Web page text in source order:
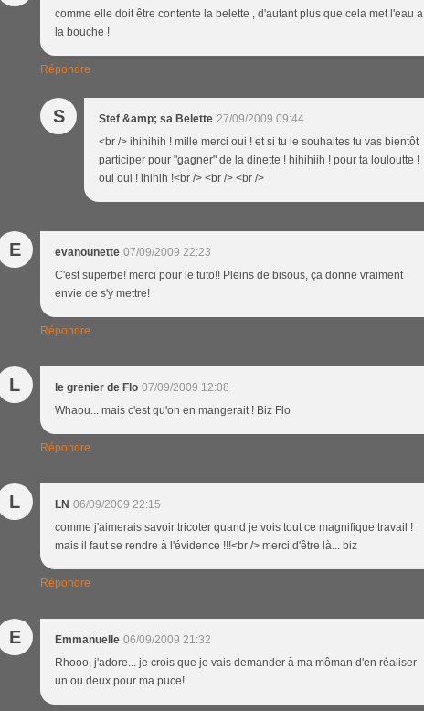
comme elle doit être contente la belette , d'autant plus que cela met l'eau a
la bouche !
Répondre
S Stef &amp; sa Belette 27/09/2009 09:44
<br /> ihihihih ! mille merci oui ! et si tu le souhaites tu vas bientôt
participer pour "gagner" de la dinette ! hihihiih ! pour ta louloutte !
oui oui ! ihihih !<br /> <br /> <br />
E evanounette 07/09/2009 22:23
C'est superbe! merci pour le tuto!! Pleins de bisous, ça donne vraiment
envie de s'y mettre!
Répondre
L le grenier de Flo 07/09/2009 12:08
Whaou... mais c'est qu'on en mangerait ! Biz Flo
Répondre
L LN 06/09/2009 22:15
comme j'aimerais savoir tricoter quand je vois tout ce magnifique travail !
mais il faut se rendre à l'évidence !!!<br /> merci d'être là... biz
Répondre
E Emmanuelle 06/09/2009 21:32
Rhooo, j'adore... je crois que je vais demander à ma môman d'en réaliser
un ou deux pour ma puce!